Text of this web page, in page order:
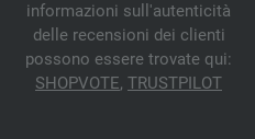
informazioni sull'autenticità
delle recensioni dei clienti
possono essere trovate qui:
SHOPVOTE, TRUSTPILOT